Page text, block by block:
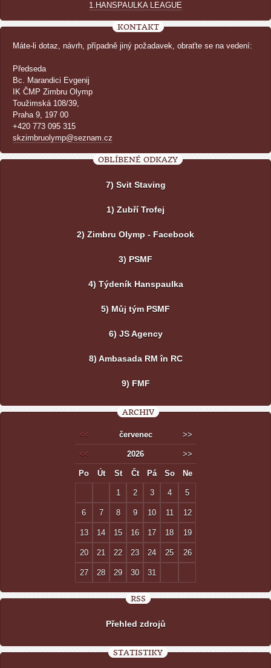
1.HANSPAULKA LEAGUE
KONTAKT
Máte-li dotaz, návrh, případně jiný požadavek, obraťte se na vedení:
Předseda
Bc. Marandici Evgenij
IK ČMP Zimbru Olymp
Toužimská 108/39,
Praha 9, 197 00
+420 773 095 315
skzimbruolymp@seznam.cz
OBLÍBENÉ ODKAZY
7) Svit Staving
1) Zubří Trofej
2) Zimbru Olymp - Facebook
3) PSMF
4) Týdeník Hanspaulka
5) Můj tým PSMF
6) JS Agency
8) Ambasada RM în RC
9) FMF
ARCHIV
<< červenec >>
<< 2026 >>
Po Út St Čt Pá So Ne
1 2 3 4 5
6 7 8 9 10 11 12
13 14 15 16 17 18 19
20 21 22 23 24 25 26
27 28 29 30 31
RSS
Přehled zdrojů
STATISTIKY